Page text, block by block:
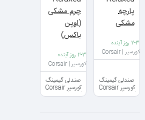
2-3 روز آینده
کورسیر | Corsair
صندلی گیمینگ
کورسیر Corsair
TC100 Relaxed
2-3 روز آینده
کورسیر | Corsair
صندلی گیمینگ
کورسیر Corsair
TC100 Relaxed